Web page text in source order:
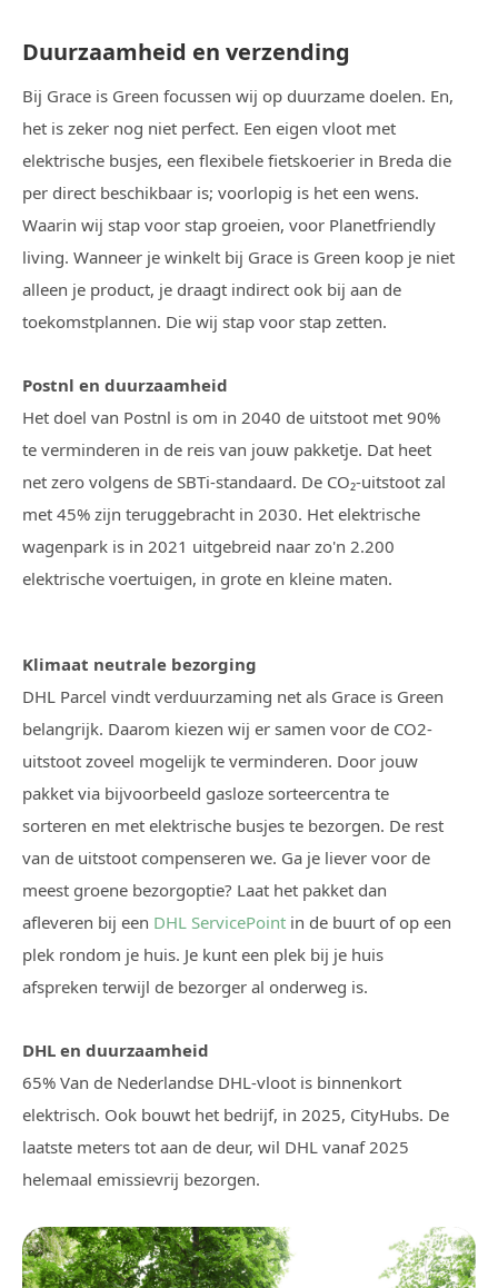
Duurzaamheid en verzending
Bij Grace is Green focussen wij op duurzame doelen. En,
het is zeker nog niet perfect. Een eigen vloot met
elektrische busjes, een flexibele fietskoerier in Breda die
per direct beschikbaar is; voorlopig is het een wens.
Waarin wij stap voor stap groeien, voor Planetfriendly
living. Wanneer je winkelt bij Grace is Green koop je niet
alleen je product, je draagt indirect ook bij aan de
toekomstplannen. Die wij stap voor stap zetten.
Postnl en duurzaamheid
Het doel van Postnl is om in 2040 de uitstoot met 90%
te verminderen in de reis van jouw pakketje. Dat heet
net zero volgens de SBTi-standaard. De CO₂-uitstoot zal
met 45% zijn teruggebracht in 2030. Het elektrische
wagenpark is in 2021 uitgebreid naar zo'n 2.200
elektrische voertuigen, in grote en kleine maten.
Klimaat neutrale bezorging
DHL Parcel vindt verduurzaming net als Grace is Green
belangrijk. Daarom kiezen wij er samen voor de CO2-
uitstoot zoveel mogelijk te verminderen. Door jouw
pakket via bijvoorbeeld gasloze sorteercentra te
sorteren en met elektrische busjes te bezorgen. De rest
van de uitstoot compenseren we. Ga je liever voor de
meest groene bezorgoptie? Laat het pakket dan
afleveren bij een DHL ServicePoint in de buurt of op een
plek rondom je huis. Je kunt een plek bij je huis
afspreken terwijl de bezorger al onderweg is.
DHL en duurzaamheid
65% Van de Nederlandse DHL-vloot is binnenkort
elektrisch. Ook bouwt het bedrijf, in 2025, CityHubs. De
laatste meters tot aan de deur, wil DHL vanaf 2025
helemaal emissievrij bezorgen.